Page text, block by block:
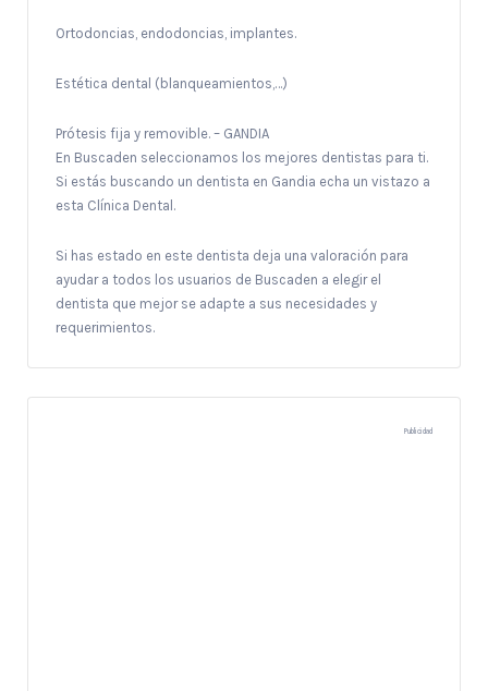
Ortodoncias, endodoncias, implantes.
Estética dental (blanqueamientos,…)
Prótesis fija y removible. – GANDIA
En Buscaden seleccionamos los mejores dentistas para ti.
Si estás buscando un dentista en Gandia echa un vistazo a
esta Clínica Dental.
Si has estado en este dentista deja una valoración para
ayudar a todos los usuarios de Buscaden a elegir el
dentista que mejor se adapte a sus necesidades y
requerimientos.
Publicidad